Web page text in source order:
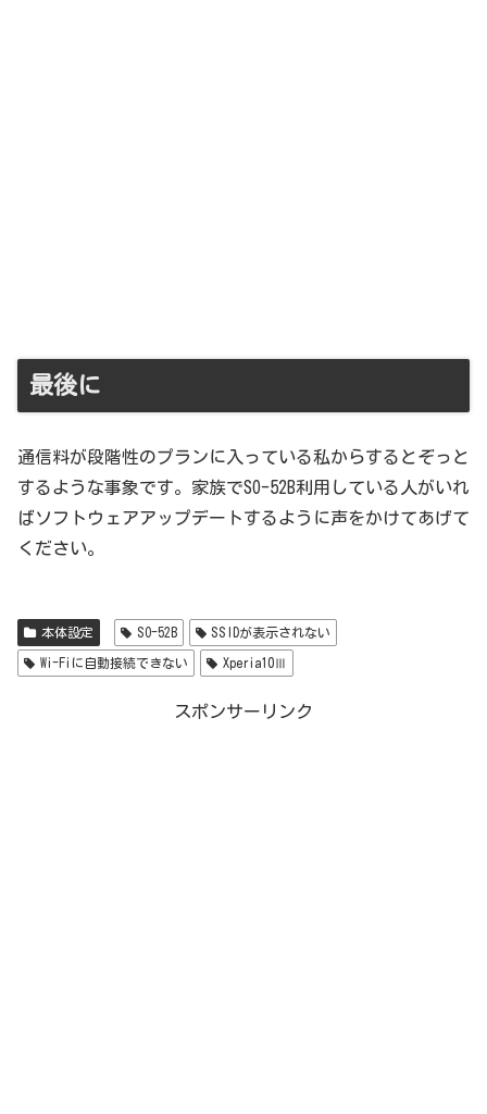
最後に
通信料が段階性のプランに入っている私からするとぞっと
するような事象です。家族でSO-52B利用している人がいれ
ばソフトウェアアップデートするように声をかけてあげて
ください。
本体設定 SO-52B SSIDが表示されない
Wi-Fiに自動接続できない Xperia10Ⅲ
スポンサーリンク